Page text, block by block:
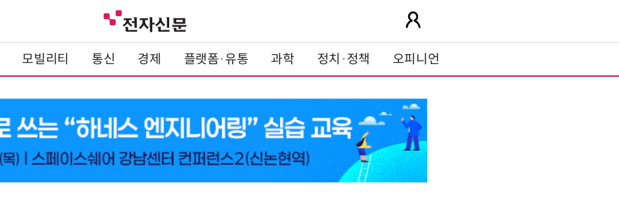
모빌리티 통신 경제 플랫폼·유통 과학 정치·정책 오피니언